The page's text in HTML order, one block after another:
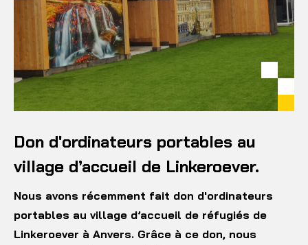
Don d'ordinateurs portables au
village d’accueil de Linkeroever.
Nous avons récemment fait don d'ordinateurs
portables au village d’accueil de réfugiés de
Linkeroever à Anvers. Grâce à ce don, nous